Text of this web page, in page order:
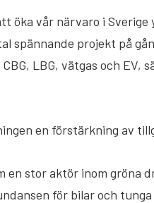
öka vår närvaro i
spännande projekt på
LBG, vätgas och EV,
en förstärkning av
en stor aktör inom
för bilar och